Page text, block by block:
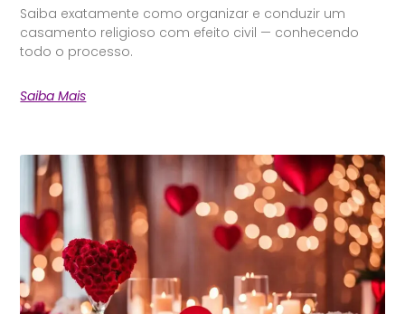
Saiba exatamente como organizar e conduzir um
casamento religioso com efeito civil — conhecendo
todo o processo.
Saiba Mais